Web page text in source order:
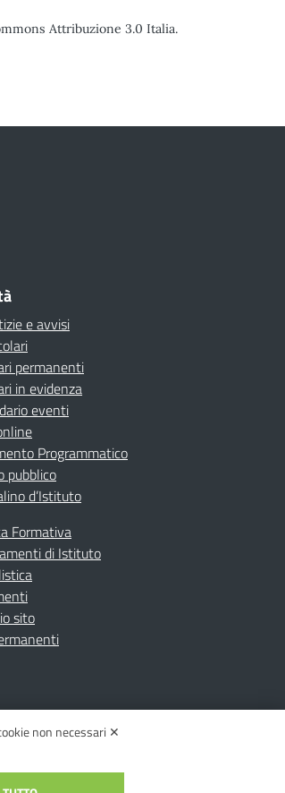
Attribuzione 3.0 Italia.
e avvisi
permanenti
in evidenza
eventi
Programmatico
pubblico
d’Istituto
Formativa
di Istituto
sito
non necessari ✕